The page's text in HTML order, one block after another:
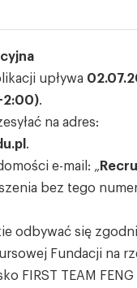
upływa
.
na adres:
.
e-mail: „
bez tego
odbywać się
Fundacji na
FIRST TEAM